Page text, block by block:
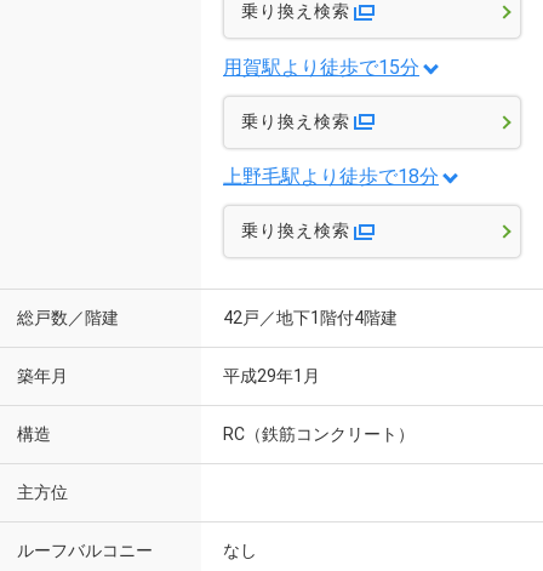
乗り換え検索
用賀駅より徒歩で15分
乗り換え検索
上野毛駅より徒歩で18分
乗り換え検索
総戸数／階建 42戸／地下1階付4階建
築年月 平成29年1月
構造 RC（鉄筋コンクリート）
主方位
ルーフバルコニー なし